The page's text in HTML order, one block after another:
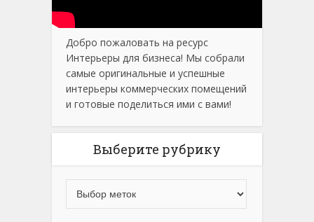
Добро пожаловать на ресурс
Интерьеры для бизнеса! Мы собрали
самые оригинальные и успешные
интерьеры коммерческих помещений
и готовые поделиться ими с вами!
Выберите рубрику